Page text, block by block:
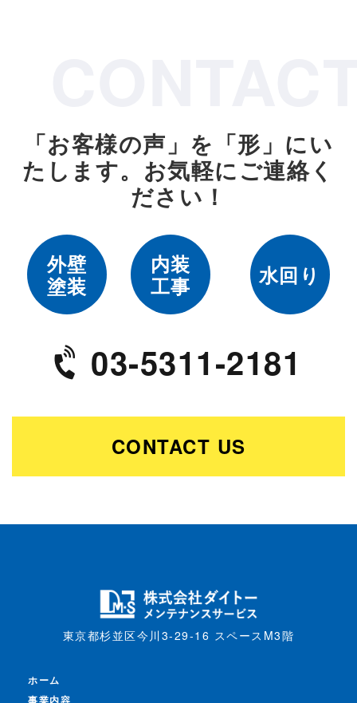
「お客様の声」を「形」にい
たします。 お気軽にご連絡く
ださい！
外壁
塗装
内装
工事
水回り
03-5311-2181
CONTACT US
東京都杉並区今川3-29-16 スペースM3階
ホーム
事業内容